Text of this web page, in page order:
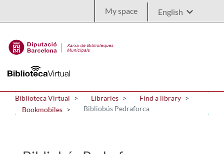
My space
Biblioteca Virtual Libraries
Find a library
Bookmobiles
Bibliobús Pedraforca